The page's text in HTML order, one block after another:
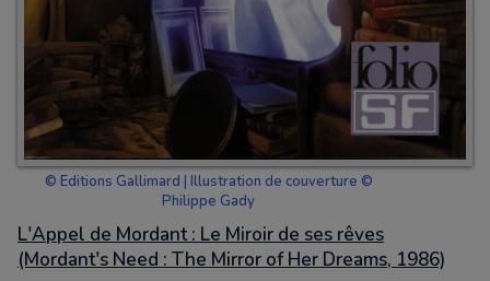
© Editions Gallimard | Illustration de couverture ©
Philippe Gady
L'Appel de Mordant : Le Miroir de ses rêves
(Mordant's Need : The Mirror of Her Dreams, 1986)